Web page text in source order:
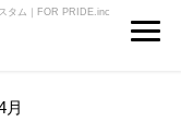
タム｜FOR PRIDE.inc
月